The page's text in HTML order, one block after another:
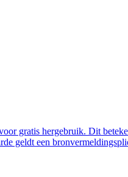
gratis hergebruik. Dit
geldt een